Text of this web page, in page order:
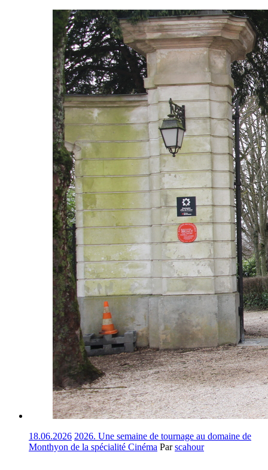
18.06.2026 2026. Une semaine de tournage au domaine de
Monthyon de la spécialité Cinéma Parscahour